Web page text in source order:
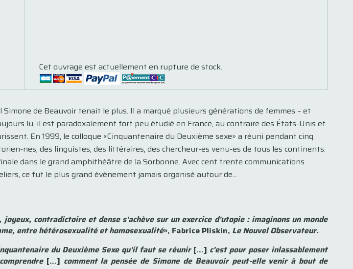
Cet ouvrage est actuellement en rupture de stock.
Simone de Beauvoir tenait le plus. Il a marqué plusieurs générations de femmes – et
lu, il est paradoxalement fort peu étudié en France, au contraire des États-Unis et
En 1999, le colloque «Cinquantenaire du Deuxième sexe» a réuni pendant cinq
nes, des linguistes, des littéraires, des chercheur-es venu-es de tous les continents.
dans le grand amphithéâtre de la Sorbonne. Avec cent trente communications
ce fut le plus grand événement jamais organisé autour de...
contradictoire et dense s'achève sur un exercice d'utopie : imaginons un monde
entre hétérosexualité et homosexualité», Fabrice Pliskin, Le Nouvel Observateur.
du Deuxième Sexe qu'il faut se réunir[…] c'est pour poser inlassablement
[…] comment la pensée de Simone de Beauvoir peut-elle venir à bout de